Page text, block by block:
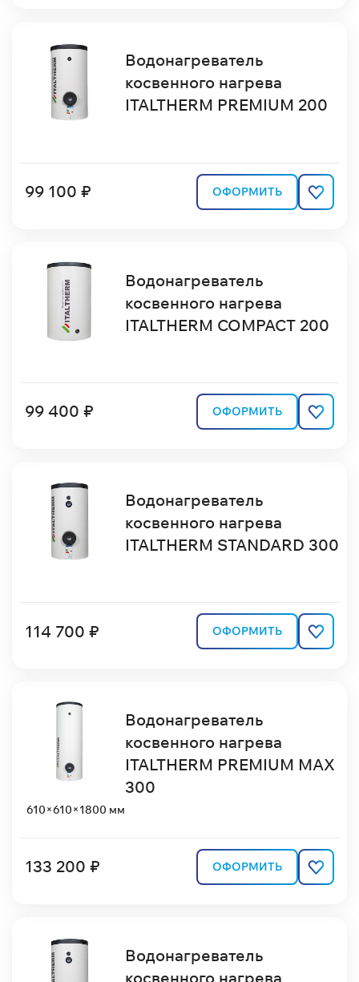
Водонагреватель
косвенного нагрева
ITALTHERM PREMIUM 200
99 100 ₽ ОФОРМИТЬ
Водонагреватель
косвенного нагрева
ITALTHERM COMPACT 200
99 400 ₽ ОФОРМИТЬ
Водонагреватель
косвенного нагрева
ITALTHERM STANDARD 300
114 700 ₽ ОФОРМИТЬ
Водонагреватель
косвенного нагрева
ITALTHERM PREMIUM MAX
300
610×610×1800 мм
133 200 ₽ ОФОРМИТЬ
Водонагреватель
косвенного нагрева